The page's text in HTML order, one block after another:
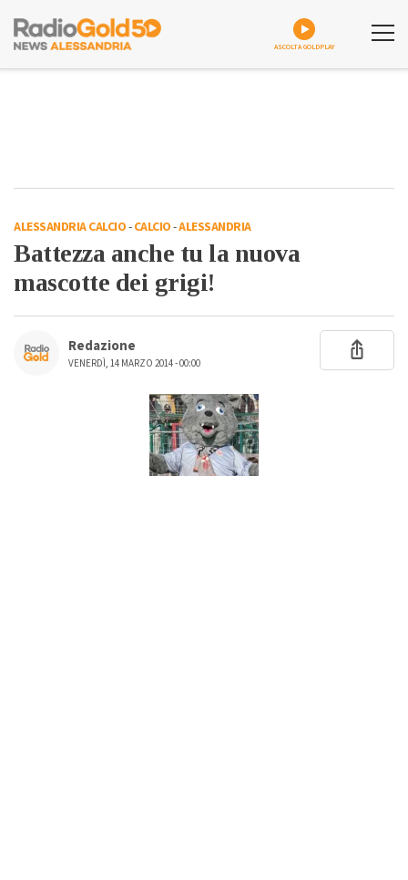
ASCOLTA GOLDPLAY
ALESSANDRIA CALCIO-CALCIO-ALESSANDRIA
Battezza anche tu la nuova
mascotte dei grigi!
Redazione
VENERDÌ, 14 MARZO 2014 - 00:00